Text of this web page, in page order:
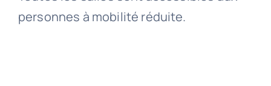
personnes à mobilité réduite.